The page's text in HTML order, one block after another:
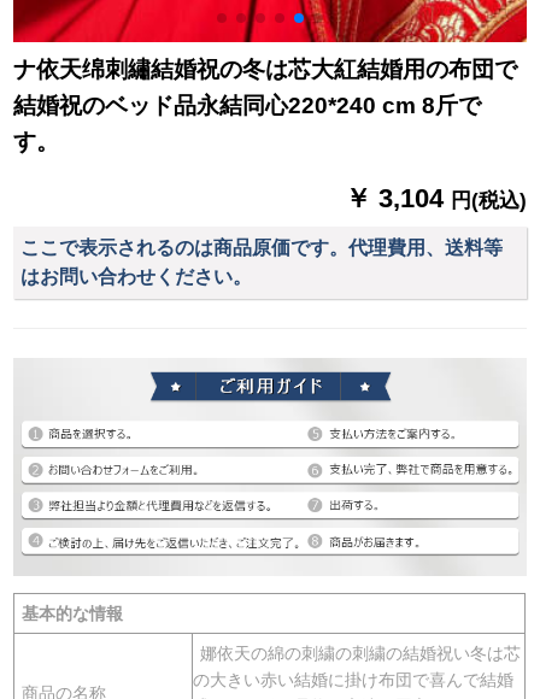
ナ依天绵刺繡結婚祝の冬は芯大紅結婚用の布団で
結婚祝のベッド品永結同心220*240 cm 8斤で
す。
￥ 3,104 円(税込)
ここで表示されるのは商品原価です。代理費用、送料等
はお問い合わせください。
基本的な情報
商品の名称
娜依天の綿の刺繍の刺繍の結婚祝い冬は芯
の大きい赤い結婚に掛け布団で喜んで結婚